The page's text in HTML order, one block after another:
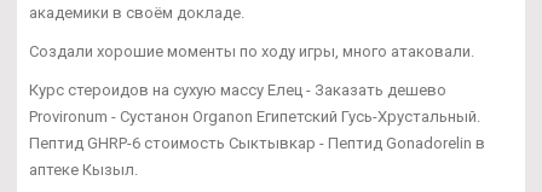
академики в своём докладе.
Создали хорошие моменты по ходу игры, много атаковали.
Курс стероидов на сухую массу Елец - Заказать дешево
Provironum - Сустанон Organon Египетский Гусь-Хрустальный.
Пептид GHRP-6 стоимость Сыктывкар - Пептид Gonadorelin в
аптеке Кызыл.